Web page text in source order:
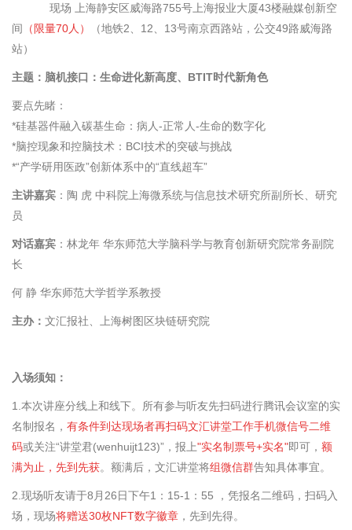
现场 上海静安区威海路755号上海报业大厦43楼融媒创新空
间 （限量70人） （地铁2 12 13号南京西路站，公交49路威海路
站）
主题：脑机接口：生命进化新高度、 BTIT时代新角色
要点先睹：
*硅基器件融入碳基生命：病人-正常人-生命的数字化
*脑控现象和控脑技术： BCI技术的突破与挑战
*“产学研用医政”创新体系中的“直线超车”
主讲嘉宾 ：陶 虎 中科院上海微系统与信息技术研究所副所长、研究
员
对话嘉宾 ：林龙年 华东师范大学脑科学与教育创新研究院常务副院
长
何 静 华东师范大学哲学系教授
主办： 文汇报社、上海树图区块链研究院
入场须知：
1.本次讲座分线上和线下。所有参与听友先扫码进行腾讯会议室的实
名制报名， 有条件到达现场者再扫码文汇讲堂工作手机微信号二维
码或关注“讲堂君(wenhuijt123)”，报上"实名制票号+实名"即可， 额
满为止 ，先到先获。额满后，文汇讲堂将组微信群告知具体事宜。
2.现场听友请于8 月 26日下午1 ： 15-1 ： 55
，凭报名二维码，扫码入
场，现场将赠送30枚NFT数字徽章 ，先到先得。